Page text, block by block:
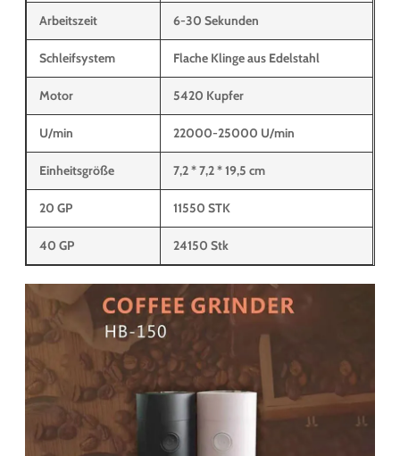
Arbeitszeit 6-30 Sekunden
Schleifsystem Flache Klinge aus Edelstahl
Motor 5420 Kupfer
U/min 22000-25000 U/min
Einheitsgröße 7,2 * 7,2 * 19,5 cm
20 GP 11550 STK
40 GP 24150 Stk